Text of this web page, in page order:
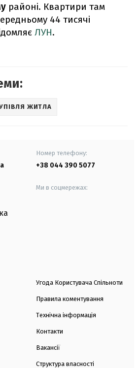
районі. Квартири там
44 тисячі
ЛУН.
ЖИТЛА
Номер телефону:
+38 044 390 5077
Ми в соцмережах:
Угода Користувача Спільноти
Правила коментування
Технічна інформація
Контакти
Вакансії
Структура власності